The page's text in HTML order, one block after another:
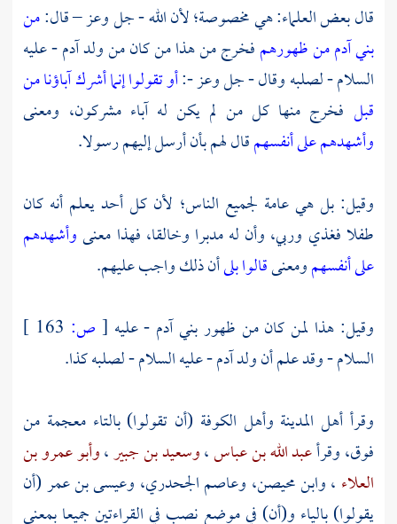
قال بعض العلماء: هي مخصوصة؛ لأن الله - جل وعز – قال:من
بني آدم من ظهورهمفخرج من هذا من كان من ولدآدم- عليه
السلام - لصلبه وقال - جل وعز -:أو تقولوا إنما أشرك آباؤنا من
قبل فخرج منها كل من لم يكن له آباء مشركون، ومعنى
وأشهدهم على أنفسهمقال لهم بأن أرسل إليهم رسولا.
وقيل: بل هي عامة لجميع الناس؛ لأن كل أحد يعلم أنه كان
طفلا فغذي وربي، وأن له مدبرا وخالقا، فهذا معنىوأشهدهم
على أنفسهمومعنىقالوا بلىأن ذلك واجب عليهم.
وقيل: هذا لمن كان من ظهور بنيآدم - عليه [ ص:
السلام - وقد علم أن ولدآدم- عليه السلام - لصلبه كذا.
وقرأ أهل المدينة وأهل الكوفة (أن تقولوا) بالتاء معجمة من
فوق، وقرأعبد الله بن عباس،وسعيد بن جبير،وأبو عمرو بن
العلاء ،وابن محيصن، وعاصم الجحدري، وعيسى بن عمر(أن
يقولوا) بالياء و(أن) في موضع نصب في القراءتين جميعا بمعنى